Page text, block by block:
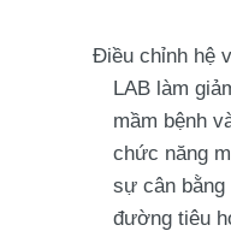
Điều chỉnh hệ
LAB làm
mầm bệnh
chức năng
sự cân
đường tiêu